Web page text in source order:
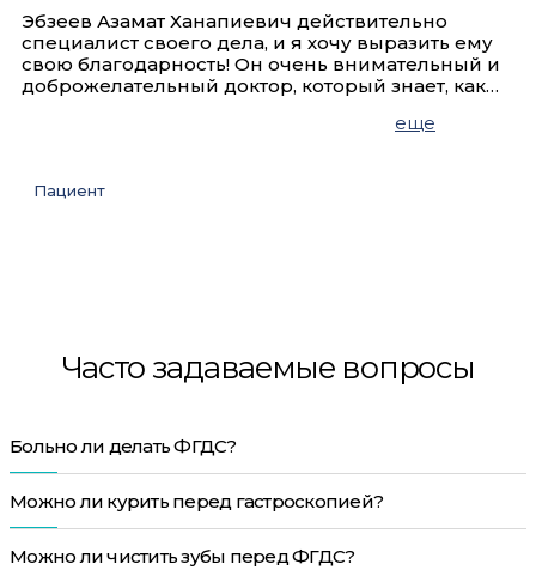
внимательность, уверенность в положительном
исходе операции.
Эбзеев Азамат Ханапиевич действительно
специалист своего дела, и я хочу выразить ему
свою благодарность! Он очень внимательный и
доброжелательный доктор, который знает, как
редкость, и его профессионализм впечатляет.
еще
Пациент
Часто задаваемые вопросы
Больно ли делать ФГДС?
Можно ли курить перед гастроскопией?
Можно ли чистить зубы перед ФГДС?